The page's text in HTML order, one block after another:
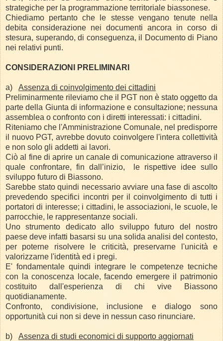
strategiche per la programmazione territoriale biassonese.
Chiediamo pertanto che le stesse vengano tenute nella
debita considerazione nei documenti ancora in corso di
stesura, superando, di conseguenza, il Documento di Piano
nei relativi punti.
CONSIDERAZIONI PRELIMINARI
a)
Assenza di coinvolgimento dei cittadini
Preliminarmente rileviamo che il PGT non è stato oggetto da
parte della Giunta di informazione e consultazione; nessuna
assemblea o confronto con i diretti interessati: i cittadini.
Riteniamo che l'Amministrazione Comunale, nel predisporre
il nuovo PGT, avrebbe dovuto coinvolgere l'intera collettività
e non solo gli addetti ai lavori.
Ciò al fine di aprire un canale di comunicazione attraverso il
quale confrontare, fin dall’inizio, le rispettive idee sullo
sviluppo futuro di Biassono.
Sarebbe stato quindi necessario avviare una fase di ascolto
prevedendo specifici incontri per il coinvolgimento di tutti i
portatori di interesse; i cittadini, le associazioni, le scuole, le
parrocchie, le rappresentanze sociali.
Uno strumento dedicato allo sviluppo futuro del nostro
paese deve infatti basarsi su una solida analisi del contesto,
per poterne risolvere le criticità, preservarne l'unicità e
valorizzarne l'identità ed i pregi.
E' fondamentale quindi integrare le competenze tecniche
con la conoscenza locale, facendo emergere il patrimonio
costituito dall'esperienza di chi vive Biassono
quotidianamente.
Confronto, condivisione, inclusione e dialogo sono
opportunità cui non si deve in nessun caso rinunciare.
b)
Assenza di studi economici di supporto aggiornati